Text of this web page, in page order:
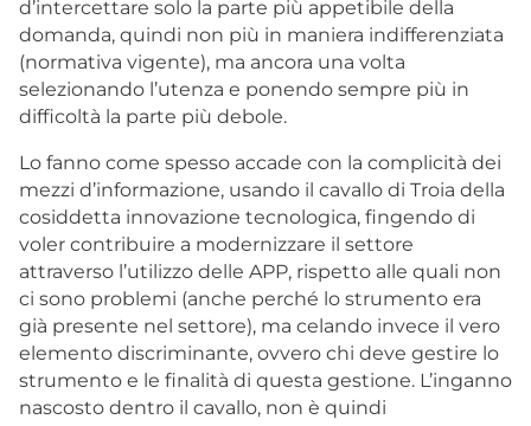
d’intercettare solo la parte più appetibile della
domanda, quindi non più in maniera indifferenziata
(normativa vigente), ma ancora una volta
selezionando l’utenza e ponendo sempre più in
difficoltà la parte più debole.
Lo fanno come spesso accade con la complicità dei
mezzi d’informazione, usando il cavallo di Troia della
cosiddetta innovazione tecnologica, fingendo di
voler contribuire a modernizzare il settore
attraverso l’utilizzo delle APP, rispetto alle quali non
ci sono problemi (anche perché lo strumento era
già presente nel settore), ma celando invece il vero
elemento discriminante, ovvero chi deve gestire lo
strumento e le finalità di questa gestione. L’inganno
nascosto dentro il cavallo, non è quindi